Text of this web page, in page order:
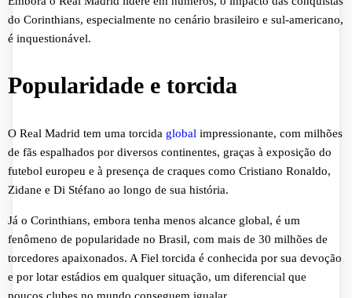
do Corinthians, especialmente no cenário brasileiro e sul-americano,
é inquestionável.
Popularidade e torcida
O Real Madrid tem uma torcida global impressionante, com milhões
de fãs espalhados por diversos continentes, graças à exposição do
futebol europeu e à presença de craques como Cristiano Ronaldo,
Zidane e Di Stéfano ao longo de sua história.
Já o Corinthians, embora tenha menos alcance global, é um
fenômeno de popularidade no Brasil, com mais de 30 milhões de
torcedores apaixonados. A Fiel torcida é conhecida por sua devoção
e por lotar estádios em qualquer situação, um diferencial que